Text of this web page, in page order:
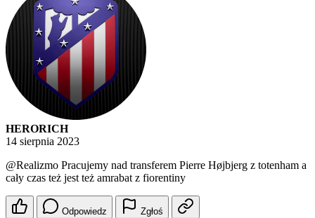
HERORICH
14 sierpnia 2023
@Realizmo Pracujemy nad transferem Pierre Højbjerg z totenham a
cały czas też jest też amrabat z fiorentiny
Odpowiedz Zgłoś